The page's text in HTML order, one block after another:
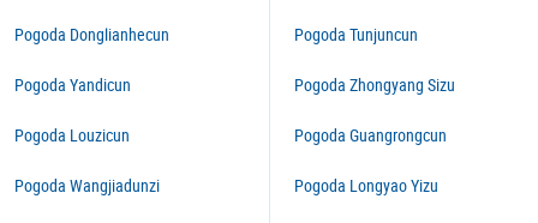
Pogoda Donglianhecun
Pogoda Yandicun
Pogoda Louzicun
Pogoda Wangjiadunzi
Pogoda Tunjuncun
Pogoda Zhongyang Sizu
Pogoda Guangrongcun
Pogoda Longyao Yizu